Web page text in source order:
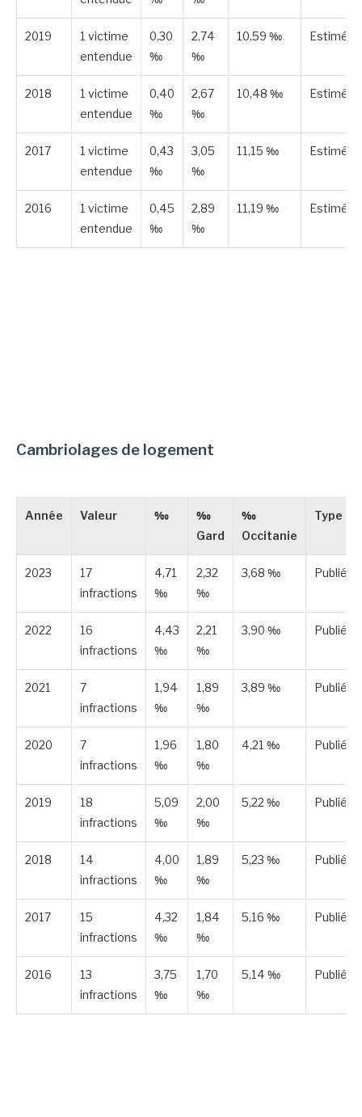
2019
1 victime
entendue
0,30
‰
2,74
‰
10,59 ‰ Estimée
2018
1 victime
entendue
0,40
‰
2,67
‰
10,48 ‰ Estimée
2017
1 victime
entendue
0,43
‰
3,05
‰
11,15 ‰ Estimée
2016
1 victime
entendue
0,45
‰
2,89
‰
11,19 ‰ Estimée
Cambriolages de logement
Année Valeur ‰
‰
Gard
‰
Occitanie
Type
2023
17
infractions
4,71
‰
2,32
‰
3,68 ‰ Publiée
2022
16
infractions
4,43
‰
2,21
‰
3,90 ‰ Publiée
2021
7
infractions
1,94
‰
1,89
‰
3,89 ‰ Publiée
2020
7
infractions
1,96
‰
1,80
‰
4,21 ‰ Publiée
2019
18
infractions
5,09
‰
2,00
‰
5,22 ‰ Publiée
2018
14
infractions
4,00
‰
1,89
‰
5,23 ‰ Publiée
2017
15
infractions
4,32
‰
1,84
‰
5,16 ‰ Publiée
2016
13
infractions
3,75
‰
1,70
‰
5,14 ‰ Publiée